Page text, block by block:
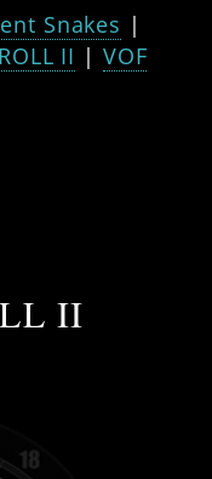
Snakes |
II | VOF
II